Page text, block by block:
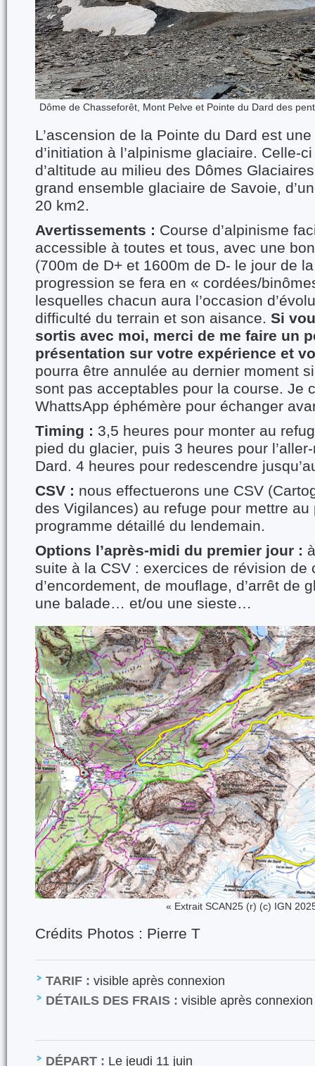
Dôme de Chasseforêt, Mont Pelve et Pointe du Dard des
L’ascension de la Pointe du Dard est
d’initiation à l’alpinisme glaciaire. Celle-
d’altitude au milieu des Dômes
grand ensemble glaciaire de Savoie,
20 km2.
Avertissements : Course d’alpinisme
accessible à toutes et tous, avec une
(700m de D+ et 1600m de D- le jour de
progression se fera en « cordées/
lesquelles chacun aura l’occasion
difficulté du terrain et son aisance. Si
sortis avec moi, merci de me faire un
présentation sur votre expérience et
pourra être annulée au dernier moment
sont pas acceptables pour la course. Je
WhattsApp éphémère pour échanger
Timing : 3,5 heures pour monter au
pied du glacier, puis 3 heures pour
Dard. 4 heures pour redescendre
CSV : nous effectuerons une CSV
des Vigilances) au refuge pour mettre
programme détaillé du lendemain.
Options l’après-midi du premier jour :
suite à la CSV : exercices de révision de
d’encordement, de mouflage, d’arrêt de
une balade… et/ou une sieste…
« Extrait SCAN25 (r) (c) IGN
Crédits Photos : Pierre T
TARIF : visible après connexion
DÉTAILS DES FRAIS : visible après connexion
DÉPART : Le jeudi 11 juin